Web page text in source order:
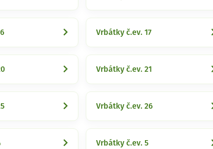
Vrbátky č.ev. 17
Vrbátky č.ev. 21
Vrbátky č.ev. 26
Vrbátky č.ev. 5